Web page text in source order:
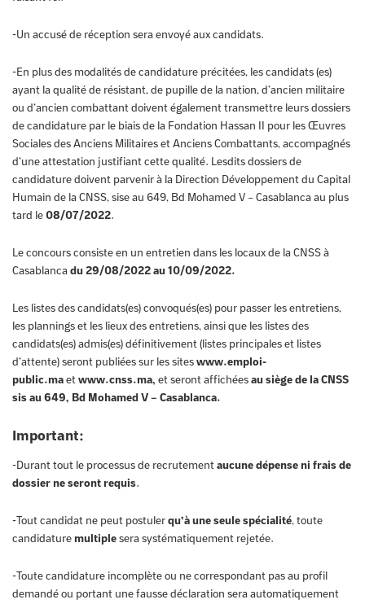
-Un accusé de réception sera envoyé aux candidats.
-En plus des modalités de candidature précitées, les candidats (es)
ayant la qualité de résistant, de pupille de la nation, d’ancien militaire
ou d’ancien combattant doivent également transmettre leurs dossiers
de candidature par le biais de la Fondation Hassan II pour les Œuvres
Sociales des Anciens Militaires et Anciens Combattants, accompagnés
d’une attestation justifiant cette qualité. Lesdits dossiers de
candidature doivent parvenir à la Direction Développement du Capital
Humain de la CNSS, sise au 649, Bd Mohamed V – Casablanca au plus
tard le08/07/2022.
Le concours consiste en un entretien dans les locaux de la CNSS à
Casablancadu 29/08/2022 au 10/09/2022.
Les listes des candidats(es) convoqués(es) pour passer les entretiens,
les plannings et les lieux des entretiens, ainsi que les listes des
candidats(es) admis(es) définitivement (listes principales et listes
d’attente) seront publiées sur les siteswww.emploi-
public.maetwww.cnss.ma, et seront affichéesau siège de la CNSS
sis au 649, Bd Mohamed V – Casablanca.
Important:
-Durant tout le processus de recrutementaucune dépense ni frais de
dossier ne seront requis.
-Tout candidat ne peut postulerqu’à une seule spécialité, toute
candidature multiplesera systématiquement rejetée.
-Toute candidature incomplète ou ne correspondant pas au profil
demandé ou portant une fausse déclaration sera automatiquement